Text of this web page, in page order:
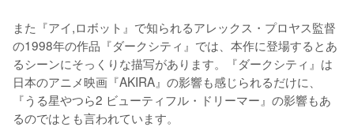
また『アイ,ロボット』で知られるアレックス・プロヤス監督
の1998年の作品『ダークシティ』では、本作に登場するとあ
るシーンにそっくりな描写があります。『ダークシティ』は
日本のアニメ映画『AKIRA』の影響も感じられるだけに、
『うる星やつら2 ビューティフル・ドリーマー』の影響もあ
るのではとも言われています。